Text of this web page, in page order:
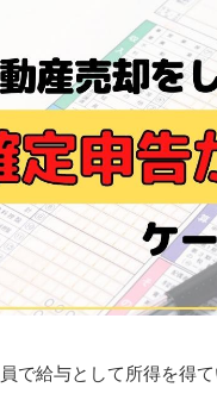
で給与として所得を得